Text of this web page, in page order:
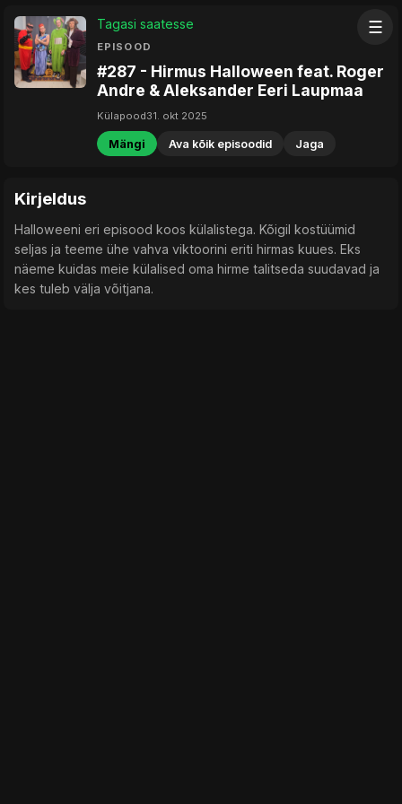
☰
Tagasi saatesse
EPISOOD
#287 - Hirmus Halloween feat. Roger
Andre & Aleksander Eeri Laupmaa
Külapood31. okt 2025
Mängi Ava kõik episoodid Jaga
Kirjeldus
Halloweeni eri episood koos külalistega. Kõigil kostüümid
seljas ja teeme ühe vahva viktoorini eriti hirmas kuues. Eks
näeme kuidas meie külalised oma hirme talitseda suudavad ja
kes tuleb välja võitjana.